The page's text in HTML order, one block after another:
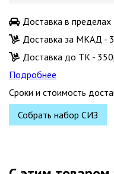
Доставка в
Доставка за МКАД -
Доставка до ТК -
Подробнее
Сроки и стоимость
Собрать набор СИЗ